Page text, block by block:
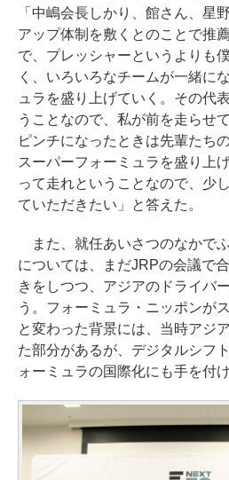
「中嶋会長しかり、館さん、星
アップ体制を敷くとのことで推
で、プレッシャーというよりも
く、いろいろなチームが一緒に
ュラを盛り上げていく。その代
うことなので、私が前を走らせ
ピンチになったときは先輩たち
スーパーフォーミュラを盛り上
って走れということなので、少
ていただきたい」と答えた。
また、就任あいさつのなかで
については、まだJRPの会議で
きをしつつ、アジアのドライバ
う。フォーミュラ・ニッポンが
と変わった背景には、当時アジ
た部分があるが、デジタルシフ
ォーミュラの国際化にも手を付